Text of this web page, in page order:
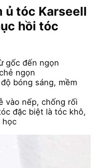
ủ tóc Karseell
hồi tóc
gốc đến ngọn
ngọn
bóng sáng, mềm
vào nếp, chống rối
đặc biệt là tóc khô,
học